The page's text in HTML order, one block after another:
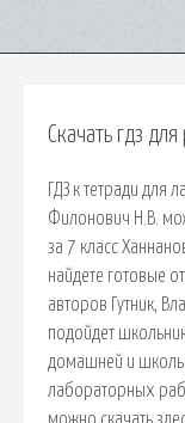
Скачать гдз
ГДЗ к тетради
Филонович Н.В.
за 7 класс
найдете готовые
авторов Гутник,
подойдет
домашней и
лабораторных
можно скачать